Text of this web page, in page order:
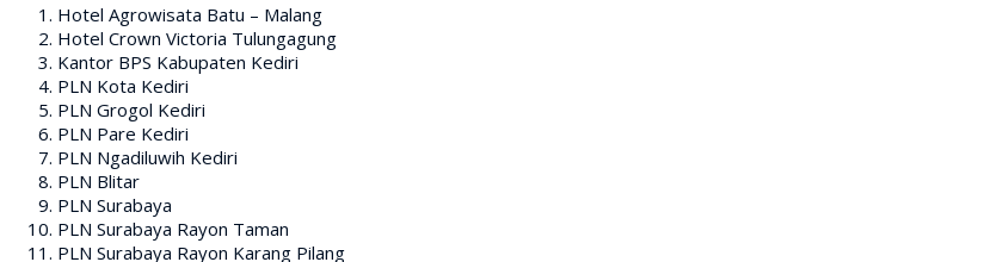
Hotel Agrowisata Batu – Malang
Hotel Crown Victoria Tulungagung
Kantor BPS Kabupaten Kediri
PLN Kota Kediri
PLN Grogol Kediri
PLN Pare Kediri
PLN Ngadiluwih Kediri
PLN Blitar
PLN Surabaya
PLN Surabaya Rayon Taman
PLN Surabaya Rayon Karang Pilang